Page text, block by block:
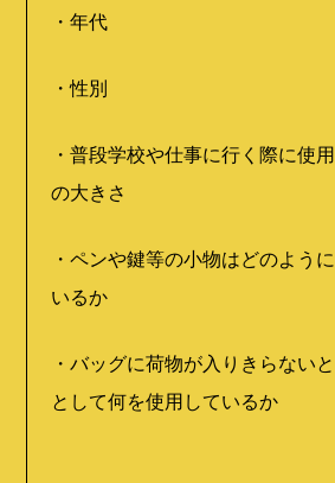
・年代
・性別
・普段学校や仕事に行く際に使
の大きさ
・ペンや鍵等の小物はどのよう
いるか
・バッグに荷物が入りきらない
として何を使用しているか